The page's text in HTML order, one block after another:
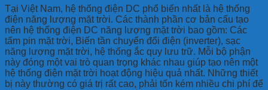
Tại Việt Nam, hệ thống điện DC phổ biến nhất là hệ thống
điện năng lượng mặt trời. Các thành phần cơ bản cấu tạo
nên hệ thống điện DC năng lượng mặt trời bao gồm: Các
tấm pin mặt trời, Biến tần chuyển đổi điện (inverter), sạc
năng lượng mặt trời, hệ thống ắc quy lưu trữ. Mỗi bộ phận
này đóng một vai trò quan trọng khác nhau giúp tạo nên một
hệ thống điện mặt trời hoạt động hiệu quả nhất. Những thiết
bị này thường có giá trị rất cao, phải tốn kém nhiều chi phí để